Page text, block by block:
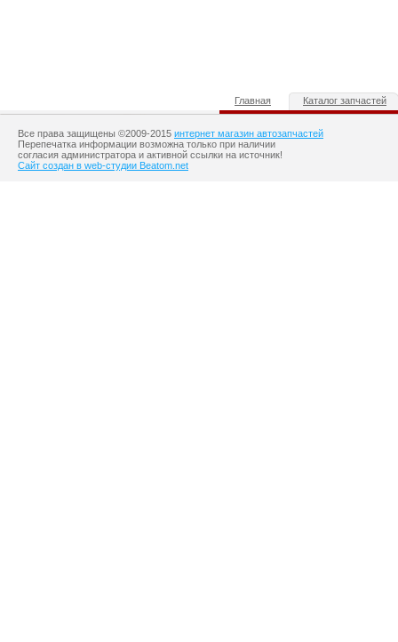
Главная Каталог запчастей
Все права защищены ©2009-2015 интернет магазин автозапчастей
Перепечатка информации возможна только при наличии
согласия администратора и активной ссылки на источник!
Сайт создан в web-студии Beatom.net